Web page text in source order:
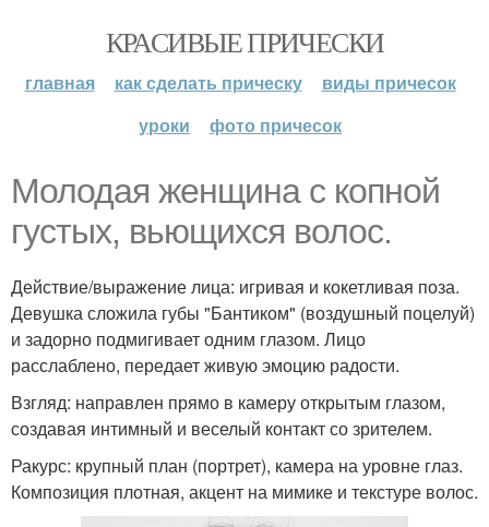
КРАСИВЫЕ ПРИЧЕСКИ
главная как сделать прическу
виды причесок
уроки
фото причесок
Молодая женщина с копной
густых, вьющихся волос.
Действие/выражение лица: игривая и кокетливая поза.
Девушка сложила губы "Бантиком" (воздушный поцелуй)
и задорно подмигивает одним глазом. Лицо
расслаблено, передает живую эмоцию радости.
Взгляд: направлен прямо в камеру открытым глазом,
создавая интимный и веселый контакт со зрителем.
Ракурс: крупный план (портрет), камера на уровне глаз.
Композиция плотная, акцент на мимике и текстуре волос.